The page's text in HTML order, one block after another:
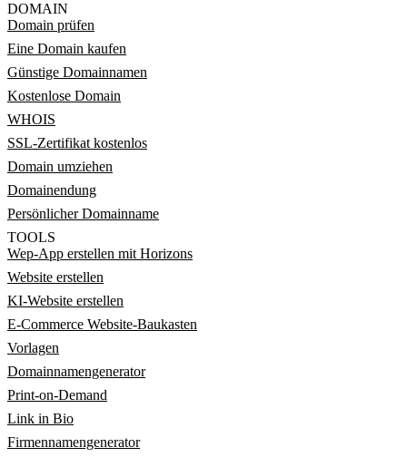
DOMAIN
Domain prüfen
Eine Domain kaufen
Günstige Domainnamen
Kostenlose Domain
WHOIS
SSL-Zertifikat kostenlos
Domain umziehen
Domainendung
Persönlicher Domainname
TOOLS
Wep-App erstellen mit Horizons
Website erstellen
KI-Website erstellen
E-Commerce Website-Baukasten
Vorlagen
Domainnamengenerator
Print-on-Demand
Link in Bio
Firmennamengenerator